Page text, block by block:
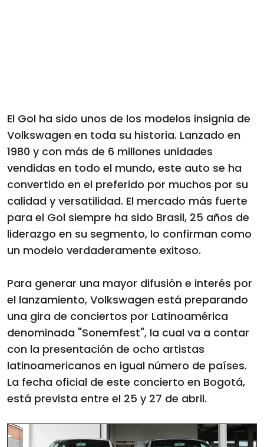
El Gol ha sido unos de los modelos insignia de
Volkswagen en toda su historia. Lanzado en
1980 y con más de 6 millones unidades
vendidas en todo el mundo, este auto se ha
convertido en el preferido por muchos por su
calidad y versatilidad. El mercado más fuerte
para el Gol siempre ha sido Brasil, 25 años de
liderazgo en su segmento, lo confirman como
un modelo verdaderamente exitoso.
Para generar una mayor difusión e interés por
el lanzamiento, Volkswagen está preparando
una gira de conciertos por Latinoamérica
denominada "Sonemfest", la cual va a contar
con la presentación de ocho artistas
latinoamericanos en igual número de países.
La fecha oficial de este concierto en Bogotá,
está prevista entre el 25 y 27 de abril.